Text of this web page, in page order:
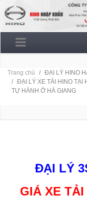
Trang chủ
ĐẠI LÝ HINO
ĐẠI LÝ XE TẢI HINO TẠI
TỰ HÀNH Ở HÀ GIANG
ĐẠI LÝ
GIÁ XE